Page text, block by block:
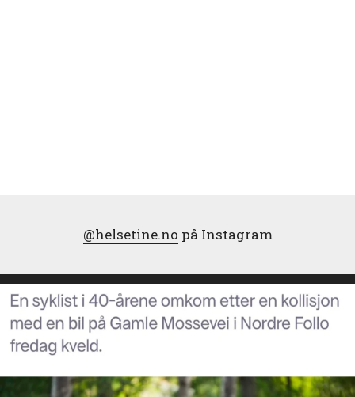
@helsetine.no på Instagram